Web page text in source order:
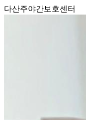
다산주야간보호센터